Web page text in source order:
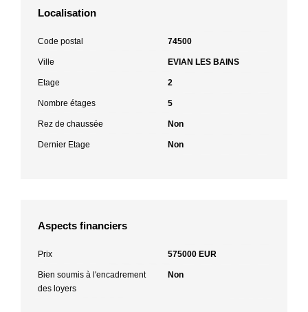
Localisation
Code postal 74500
Ville EVIAN LES BAINS
Etage 2
Nombre étages 5
Rez de chaussée Non
Dernier Etage Non
Aspects financiers
Prix 575000 EUR
Bien soumis à l'encadrement
des loyers
Non